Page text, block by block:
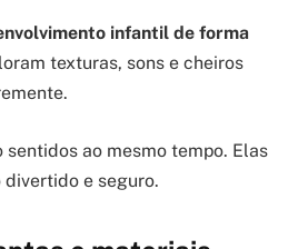
infantil de forma
texturas, sons e cheiros
ao mesmo tempo. Elas
e seguro.